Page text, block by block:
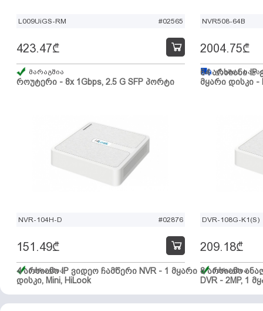
L009UiGS-RM #02565
როუტერი - 8x 1Gbps, 2.5 G SFP პორტი
423.47₾
მარაგშია
NVR508-64B
64 არხიანი IP
მყარი დისკი -
2004.75₾
გზაშია,
NVR-104H-D #02876
4 არხიანი IP ვიდეო ჩამწერი NVR - 1 მყარი
დისკი, Mini, HiLook
151.49₾
მარაგშია
DVR-108G-K1(S)
8 არხიანი
DVR - 2MP, 1
209.18₾
მარაგშია